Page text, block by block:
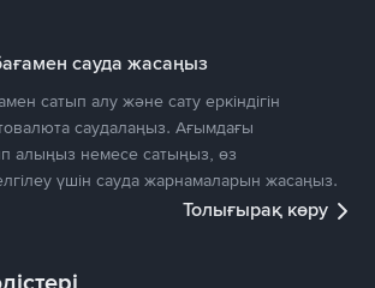
сауда жасаңыз
сатып алу және сату еркіндігін
саудалаңыз. Ағымдағы
алыңыз немесе сатыңыз, өз
үшін сауда жарнамаларын жасаңыз.
Толығырақ көру